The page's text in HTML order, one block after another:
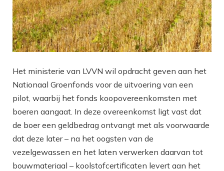
Het ministerie van LVVN wil opdracht geven aan het
Nationaal Groenfonds voor de uitvoering van een
pilot, waarbij het fonds koopovereenkomsten met
boeren aangaat. In deze overeenkomst ligt vast dat
de boer een geldbedrag ontvangt met als voorwaarde
dat deze later – na het oogsten van de
vezelgewassen en het laten verwerken daarvan tot
bouwmateriaal – koolstofcertificaten levert aan het